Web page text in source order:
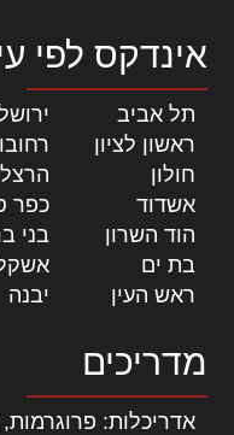
אינדקס לפי
תל אביב
ראשון לציון
חולון
אשדוד
כפר
הוד השרון
בני
בת ים
ראש העין
יבנה
מדריכים
אדריכלות: פרוגרמות,